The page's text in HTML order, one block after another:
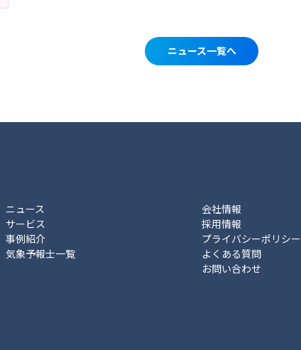
ニュース一覧へ
ニュース
サービス
事例紹介
気象予報士一覧
会社情報
採用情報
プライバシーポリシー
よくある質問
お問い合わせ